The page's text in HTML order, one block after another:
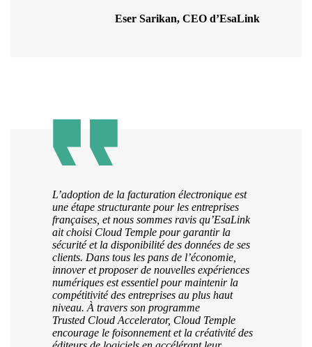
Eser Sarikan, CEO d’EsaLink
L’adoption de la facturation électronique est
une étape structurante pour les entreprises
françaises, et nous sommes ravis qu’EsaLink
ait choisi Cloud Temple pour garantir la
sécurité et la disponibilité des données de ses
clients. Dans tous les pans de l’économie,
innover et proposer de nouvelles expériences
numériques est essentiel pour maintenir la
compétitivité des entreprises au plus haut
niveau. À travers son programme
Trusted Cloud Accelerator, Cloud Temple
encourage le foisonnement et la créativité des